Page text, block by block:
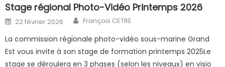
Stage régional Photo-Vidéo Printemps 2026
Posted on
22 février 2026 Author
François CETRE
La commission régionale photo-vidéo sous-marine Grand
Est vous invite à son stage de formation printemps 2025Le
stage se déroulera en 3 phases (selon les niveaux) en visio